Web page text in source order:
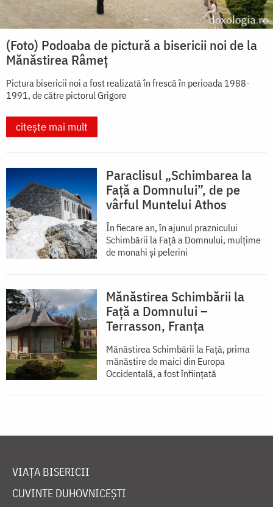
(Foto) Podoaba de pictură a bisericii noi de la
Mănăstirea Râmeț
Pictura bisericii noi a fost realizată în frescă în perioada 1988-
1991, de către pictorul Grigore
citește mai mult
Paraclisul „Schimbarea la
Față a Domnului”, de pe
vârful Muntelui Athos
În fiecare an, în ajunul praznicului
Schimbării la Faţă a Domnului, mulţime
de monahi şi pelerini
Mănăstirea Schimbării la
Față a Domnului –
Terrasson, Franţa
Mănăstirea Schimbării la Față, prima
mănăstire de maici din Europa
Occidentală, a fost înființată
VIAȚA BISERICII
CUVINTE DUHOVNICEȘTI